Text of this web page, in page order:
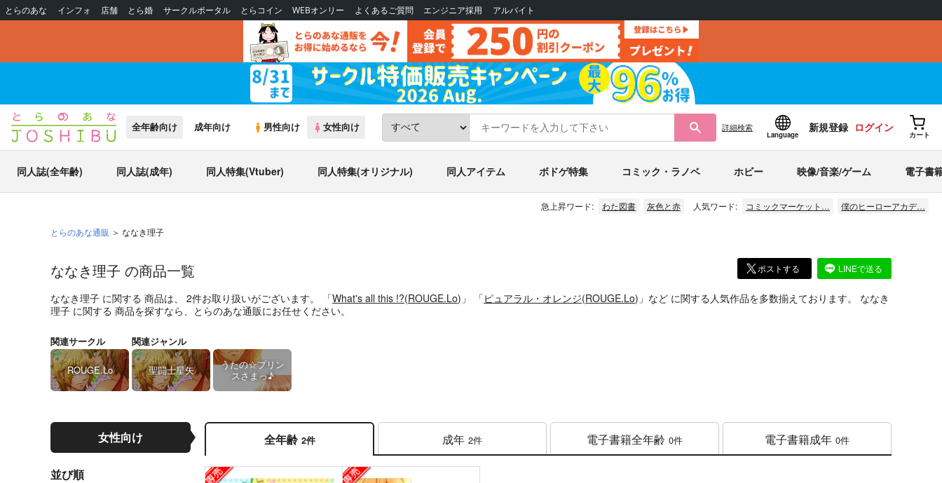
とらのあな インフォ 店舗 とら婚 サークルポータル とらコイン WEBオンリー よくあるご質問 エンジニア採用 アルバイト
全年齢向け 成年向け 男性向け 女性向け 詳細検索
Language
新規登録 ログイン
カート
同人誌(全年齢) 同人誌(成年) 同人特集(Vtuber) 同人特集(オリジナル) 同人アイテム ボドゲ特集 コミック・ラノベ ホビー 映像/音楽/ゲーム 電子書
急上昇ワード: わた図書 灰色と赤 人気ワード: コミックマーケット… 僕のヒーローアカデ…
とらのあな通販 ななき理子
ポストする LINEで送る
ななき理子 の商品一覧
ななき理子 に関する 商品は、 2件お取り扱いがございます。 「What's all this !?(ROUGE.Lo)」 「ピュアラル・オレンジ(ROUGE.Lo)」 など に関する人気作品を多数揃えております。 ななき
理子 に関する 商品を探すなら、とらのあな通販にお任せください。
関連サークル
ROUGE.Lo
関連ジャンル
聖闘士星矢
うたの☆プリン
スさまっ♪
女性向け
並び順
全年齢 2件 成年 2件 電子書籍全年齢 0件 電子書籍成年 0件